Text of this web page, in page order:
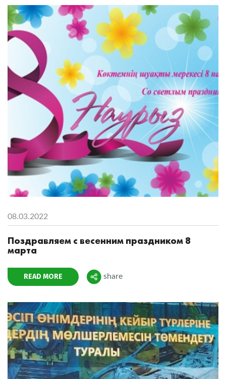
08.03.2022
Поздравляем с весенним праздником 8
марта
READ MORE Поделиться
share